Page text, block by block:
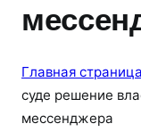
Главная страница
суде решение
мессенджера